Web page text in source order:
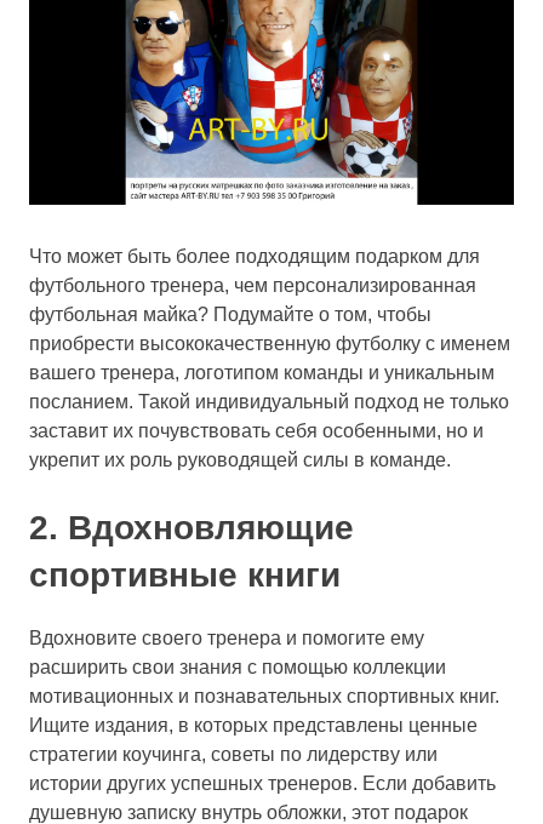
Что может быть более подходящим подарком для
футбольного тренера, чем персонализированная
футбольная майка? Подумайте о том, чтобы
приобрести высококачественную футболку с именем
вашего тренера, логотипом команды и уникальным
посланием. Такой индивидуальный подход не только
заставит их почувствовать себя особенными, но и
укрепит их роль руководящей силы в команде.
2. Вдохновляющие
спортивные книги
Вдохновите своего тренера и помогите ему
расширить свои знания с помощью коллекции
мотивационных и познавательных спортивных книг.
Ищите издания, в которых представлены ценные
стратегии коучинга, советы по лидерству или
истории других успешных тренеров. Если добавить
душевную записку внутрь обложки, этот подарок